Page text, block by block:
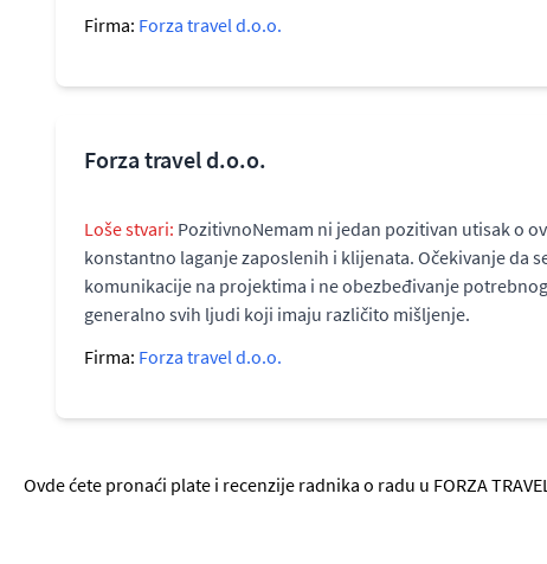
Firma: Forza travel d.o.o.
Forza travel d.o.o.
Loše stvari: PozitivnoNemam ni jedan pozitivan utisak o
konstantno laganje zaposlenih i klijenata. Očekivanje da
komunikacije na projektima i ne obezbeđivanje
generalno svih ljudi koji imaju različito mišljenje.
Firma: Forza travel d.o.o.
Ovde ćete pronaći plate i recenzije radnika o radu u FORZA